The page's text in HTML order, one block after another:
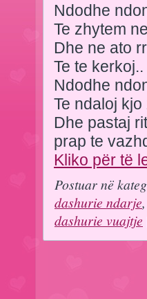
Ndodhe
Te zhytem
Dhe ne ato
Te te kerkoj..
Ndodhe
Te ndaloj
Dhe pastaj
prap te
Kliko për të
Postuar në
dashurie ndarje,
dashurie vuajtje